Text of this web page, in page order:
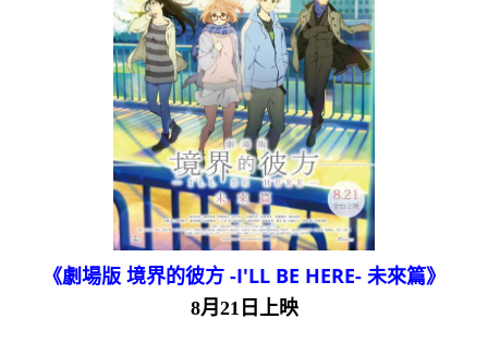
《劇場版 境界的彼方 -I'LL BE HERE- 未來篇》
8月21日上映